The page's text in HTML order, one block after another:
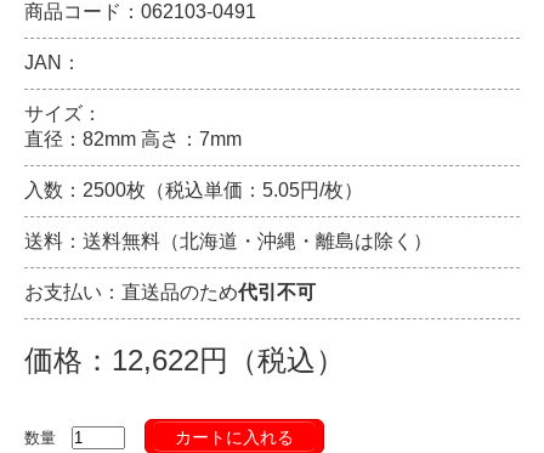
商品コード：062103-0491
JAN：
サイズ：
直径：82mm 高さ：7mm
入数：2500枚（税込単価：5.05円/枚）
送料：送料無料（北海道・沖縄・離島は除く）
お支払い：直送品のため代引不可
価格：12,622円（税込）
数量 カートに入れる